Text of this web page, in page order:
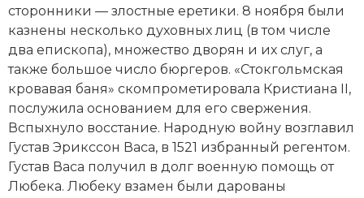
сторонники — злостные еретики. 8 ноября были
казнены несколько духовных лиц (в том числе
два епископа), множество дворян и их слуг, а
также большое число бюргеров. «Стокгольмская
кровавая баня» скомпрометировала Кристиана II,
послужила основанием для его свержения.
Вспыхнуло восстание. Народную вой­ну возглавил
Густав Эрикссон Васа, в 1521 избранный регентом.
Густав Васа получил в долг военную помощь от
Любека. Любеку взамен были дарованы